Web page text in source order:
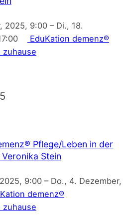
2025, 9:00 – Di., 18.
EduKation demenz®
zuhause
Pflege/Leben in der
Veronika Stein
9:00 – Do., 4. Dezember,
demenz®
zuhause